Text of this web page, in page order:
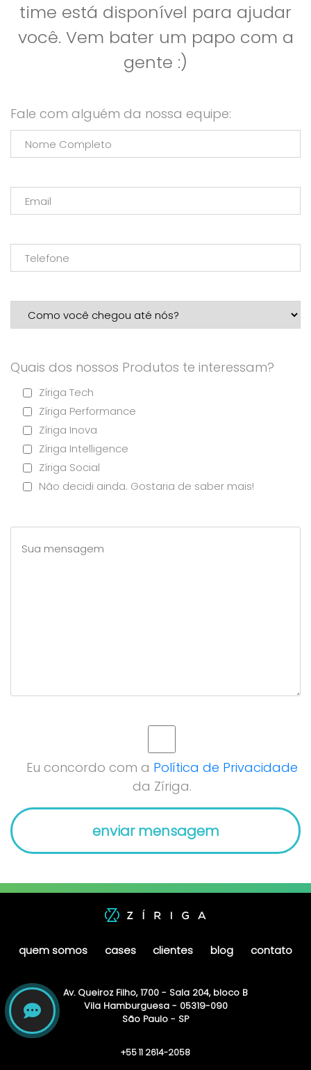
time está disponível para ajudar
você. Vem bater um papo com a
gente :)
Fale com alguém da nossa equipe:
Quais dos nossos Produtos te interessam?
Zíriga Tech
Zíriga Performance
Zíriga Inova
Zíriga Intelligence
Zíriga Social
Não decidi ainda. Gostaria de saber mais!
Eu concordo com a Política de Privacidade
da Zíriga.
quem somos cases clientes blog contato
Av. Queiroz Filho, 1700 - Sala 204, bloco B
Vila Hamburguesa - 05319-090
São Paulo - SP
+55 11 2614-2058